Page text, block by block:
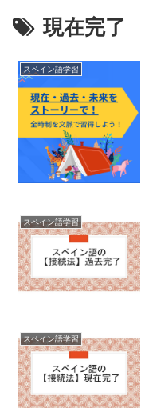
現在完了
スペイン語学習
スペイン語学習
スペイン語学習